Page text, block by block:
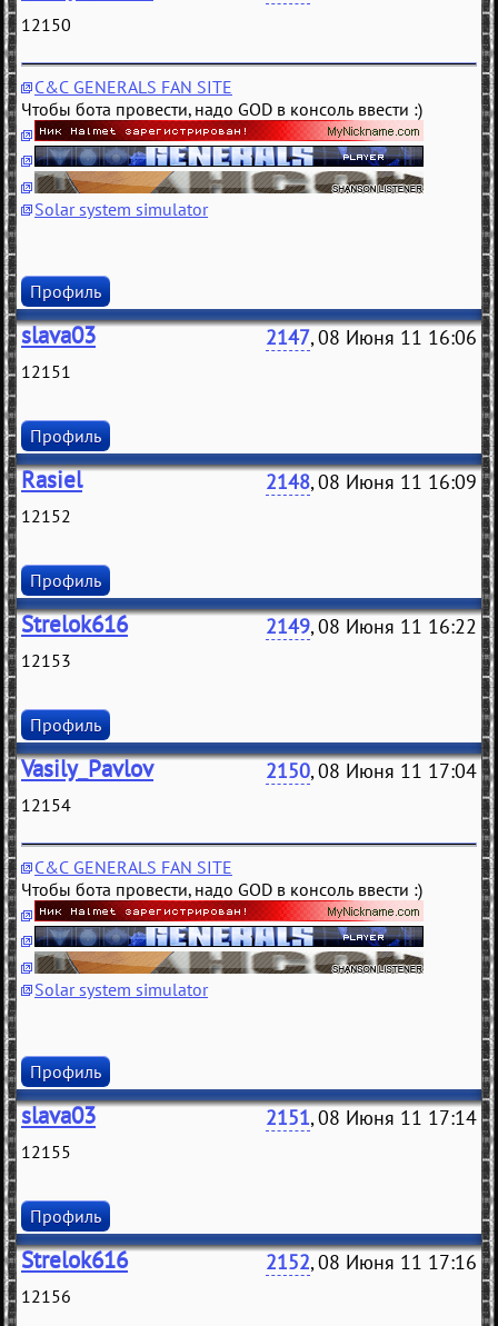
12150
C&C GENERALS FAN SITE
Чтобы бота провести, надо GOD в консоль ввести :)
Solar system simulator
Профиль
slava03 2147, 08 Июня 11 16:06
12151
Профиль
Rasiel 2148, 08 Июня 11 16:09
12152
Профиль
Strelok616 2149, 08 Июня 11 16:22
12153
Профиль
Vasily_Pavlov 2150, 08 Июня 11 17:04
12154
C&C GENERALS FAN SITE
Чтобы бота провести, надо GOD в консоль ввести :)
Solar system simulator
Профиль
slava03 2151, 08 Июня 11 17:14
12155
Профиль
Strelok616 2152, 08 Июня 11 17:16
12156